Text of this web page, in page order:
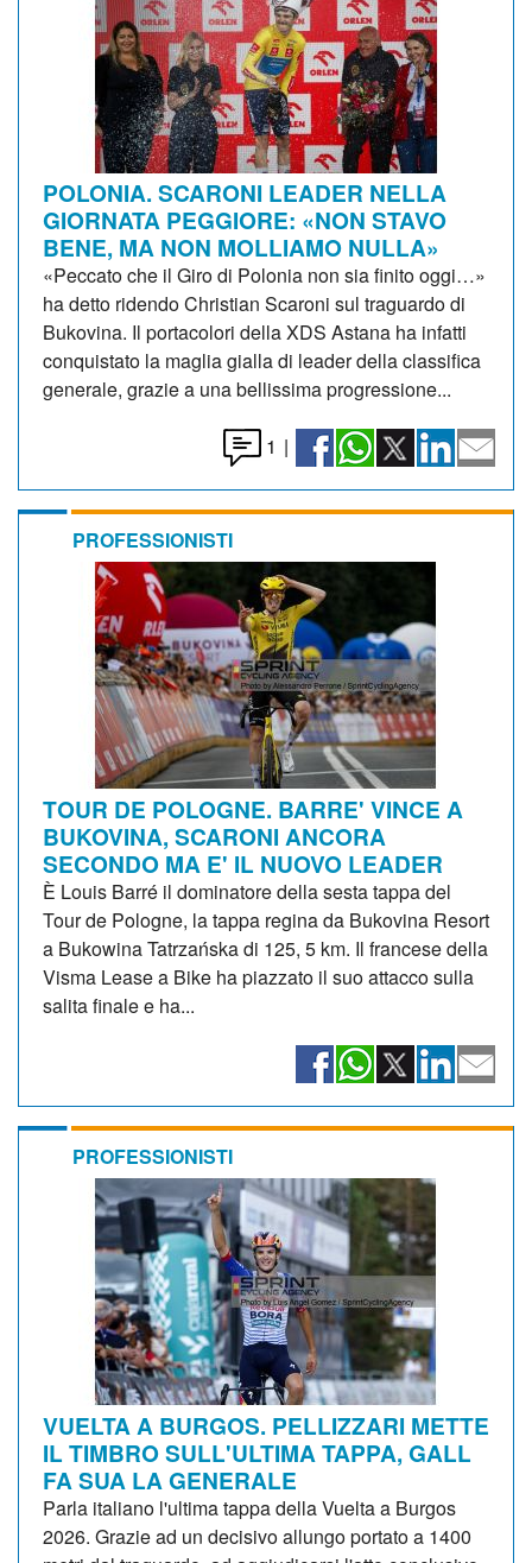
POLONIA. SCARONI LEADER NELLA
GIORNATA PEGGIORE: «NON STAVO
BENE, MA NON MOLLIAMO NULLA»
«Peccato che il Giro di Polonia non sia finito oggi…»
ha detto ridendo Christian Scaroni sul traguardo di
Bukovina. Il portacolori della XDS Astana ha infatti
conquistato la maglia gialla di leader della classifica
generale, grazie a una bellissima progressione...
1 |
PROFESSIONISTI
TOUR DE POLOGNE. BARRE' VINCE A
BUKOVINA, SCARONI ANCORA
SECONDO MA E' IL NUOVO LEADER
È Louis Barré il dominatore della sesta tappa del
Tour de Pologne, la tappa regina da Bukovina Resort
a Bukowina Tatrzańska di 125, 5 km. Il francese della
Visma Lease a Bike ha piazzato il suo attacco sulla
salita finale e ha...
PROFESSIONISTI
VUELTA A BURGOS. PELLIZZARI METTE
IL TIMBRO SULL'ULTIMA TAPPA, GALL
FA SUA LA GENERALE
Parla italiano l'ultima tappa della Vuelta a Burgos
2026. Grazie ad un decisivo allungo portato a 1400